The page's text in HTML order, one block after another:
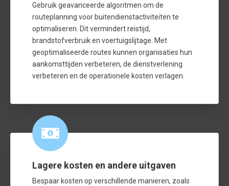
Gebruik geavanceerde algoritmen om de
routeplanning voor buitendienstactiviteiten te
optimaliseren. Dit vermindert reistijd,
brandstofverbruik en voertuigslijtage. Met
geoptimaliseerde routes kunnen organisaties hun
aankomsttijden verbeteren, de dienstverlening
verbeteren en de operationele kosten verlagen.
Lagere kosten en andere uitgaven
Bespaar kosten op verschillende manieren, zoals